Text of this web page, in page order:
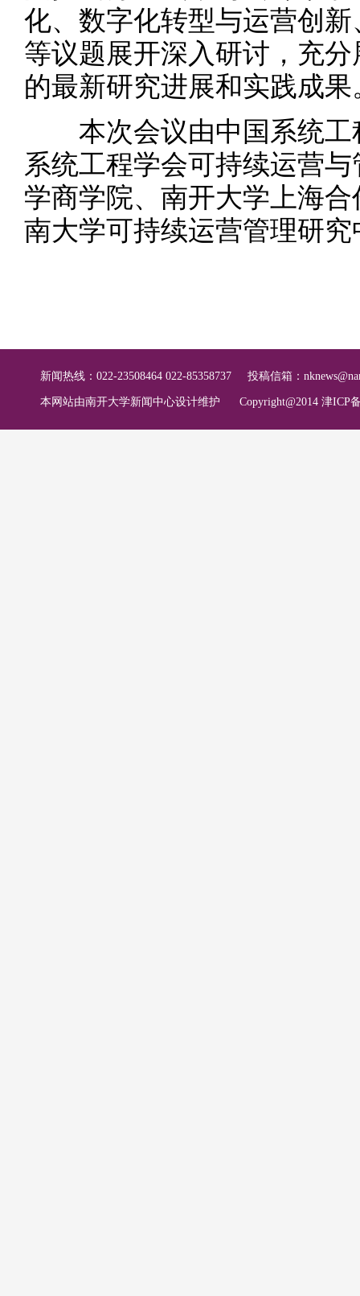
化、数字化转型与运营创
等议题展开深入研讨，充
的最新研究进展和实践成果
本次会议由中国系统工
系统工程学会可持续运营
学商学院、南开大学上海
南大学可持续运营管理研
新闻热线：022-23508464 022-85358737 投稿信箱：
本网站由南开大学新闻中心设计维护 Copyright@2014 津ICP